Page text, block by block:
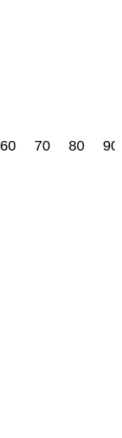
60 70 80 90